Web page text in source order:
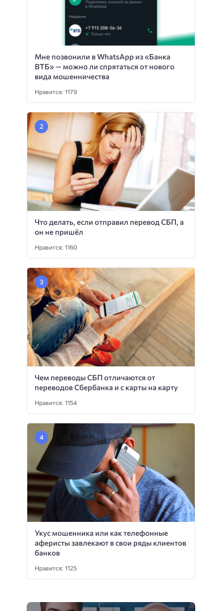
Мне позвонили в WhatsApp из «Банка
ВТБ» — можно ли спрятаться от нового
вида мошенничества
Нравится: 1179
Что делать, если отправил перевод СБП, а
он не пришёл
Нравится: 1160
Чем переводы СБП отличаются от
переводов Сбербанка и с карты на карту
Нравится: 1154
Укус мошенника или как телефонные
аферисты завлекают в свои ряды клиентов
банков
Нравится: 1125